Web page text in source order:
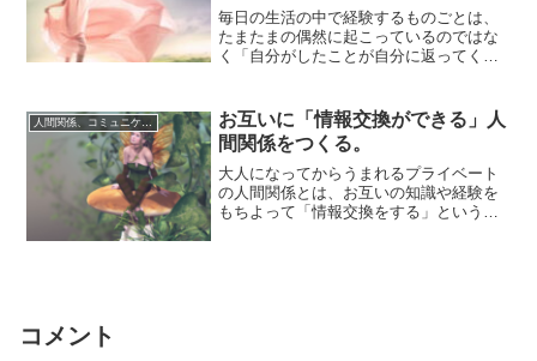
毎日の生活の中で経験するものごとは、
たまたまの偶然に起こっているのではな
く「自分がしたことが自分に返ってく
人間関係、コミュニケーション
お互いに「情報交換ができる」人
間関係をつくる。
大人になってからうまれるプライベート
の人間関係とは、お互いの知識や経験を
もちよって「情報交換をする」という意
コメント